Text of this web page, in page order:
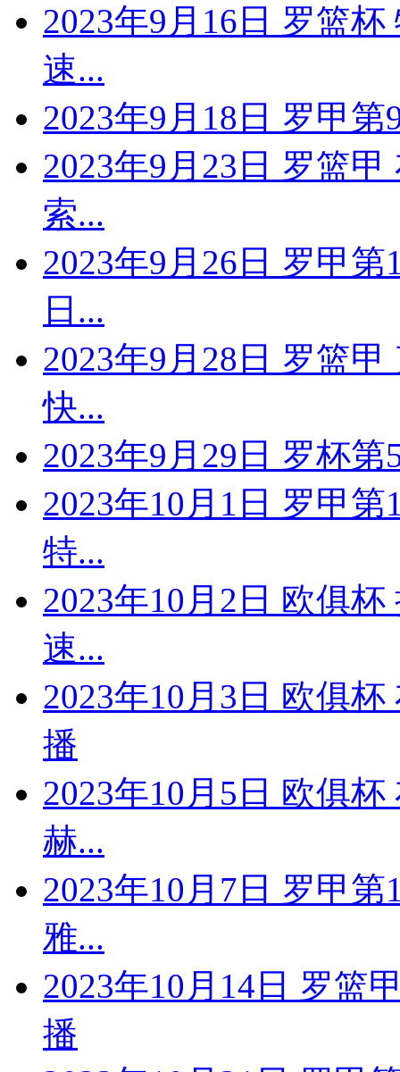
2023年9月16日 罗篮
速...
2023年9月18日 罗甲
2023年9月23日 罗篮
索...
2023年9月26日 罗甲
日...
2023年9月28日 罗篮
快...
2023年9月29日 罗杯
2023年10月1日 罗甲
特...
2023年10月2日 欧俱
速...
2023年10月3日 欧俱
播
2023年10月5日 欧俱
赫...
2023年10月7日 罗甲
雅...
2023年10月14日 罗篮
播